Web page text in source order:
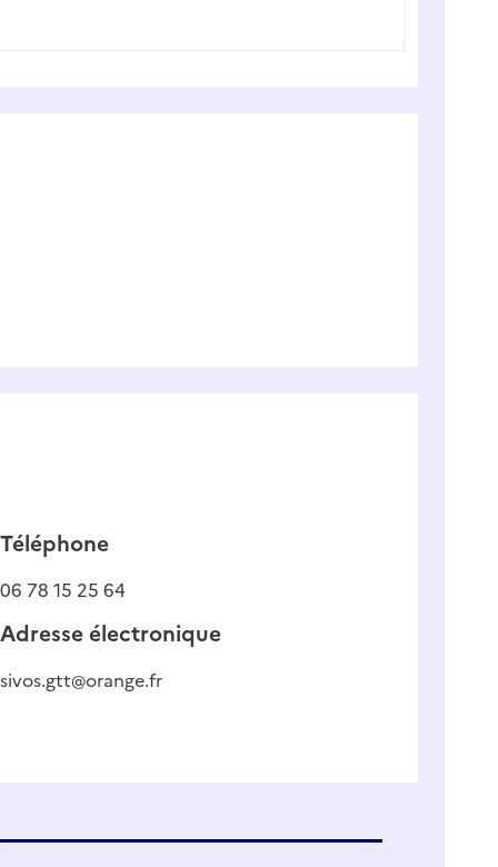
Téléphone
06 78 15 25 64
Adresse électronique
sivos.gtt@orange.fr